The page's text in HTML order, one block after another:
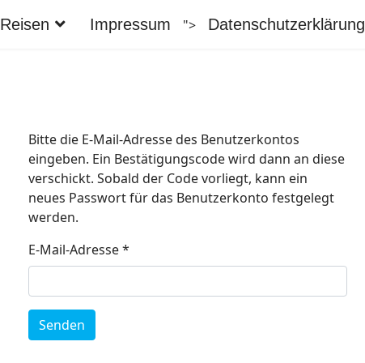
Reisen Impressum "> Datenschutzerklärung
Bitte die E-Mail-Adresse des Benutzerkontos
eingeben. Ein Bestätigungscode wird dann an diese
verschickt. Sobald der Code vorliegt, kann ein
neues Passwort für das Benutzerkonto festgelegt
werden.
E-Mail-Adresse*
Senden